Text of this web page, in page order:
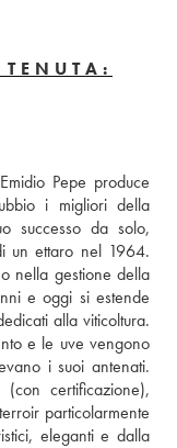
Pepe produce
i migliori della
successo da solo,
un ettaro nel 1964.
nella gestione della
e oggi si estende
alla viticoltura.
e le uve vengono
i suoi antenati.
certificazione),
particolarmente
eleganti e dalla